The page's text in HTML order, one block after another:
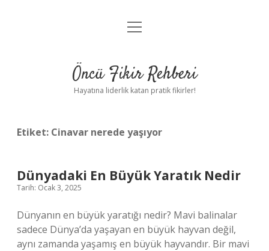
Anasayfa
Yasal Uyarı
menüyü
Öncü Fikir Rehberi
Hayatına liderlik katan pratik fikirler!
Etiket: Cinavar nerede yaşıyor
Dünyadaki En Büyük Yaratık Nedir
Tarih: Ocak 3, 2025
Dünyanın en büyük yaratığı nedir? Mavi balinalar
sadece Dünya’da yaşayan en büyük hayvan değil,
aynı zamanda yaşamış en büyük hayvandır. Bir mavi